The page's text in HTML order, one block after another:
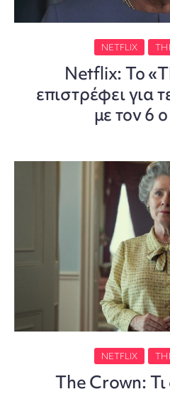
NETFLIX
Netflix: Το
επιστρέφει για
με τον 6
NETFLIX
The Crown: Τι